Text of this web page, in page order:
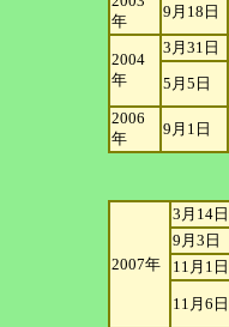
年
9月18日
2004
年
3月31日
5月5日
2006
年
9月1日
2007年
3月14日
9月3日
11月1日
11月6日